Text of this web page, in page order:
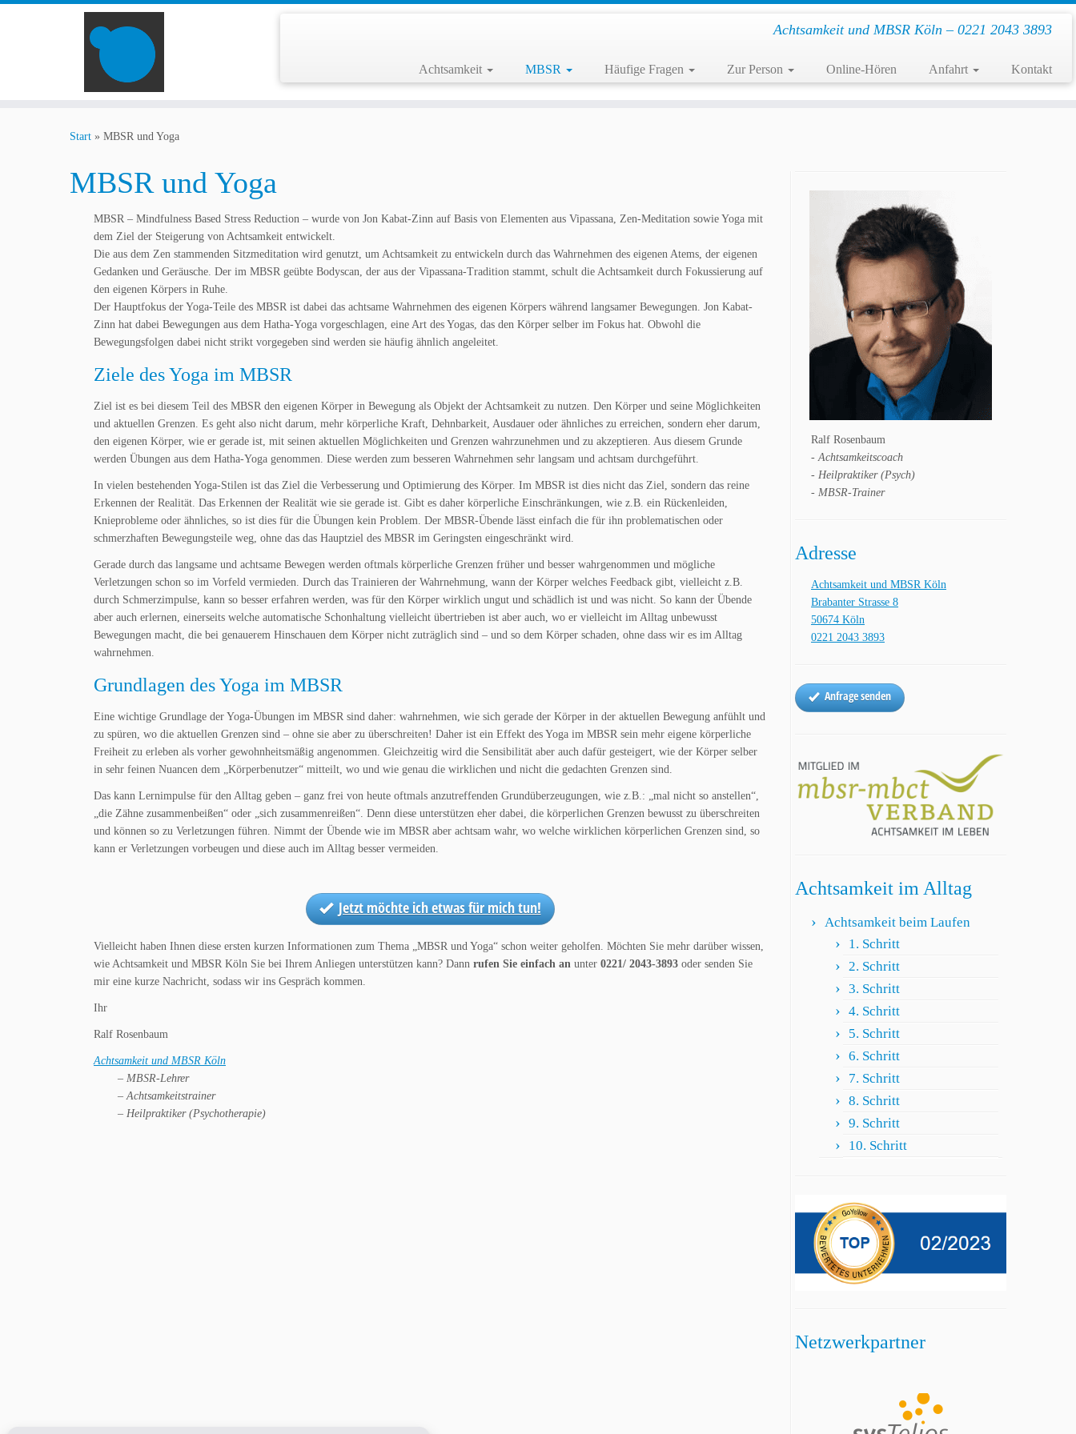
Achtsamkeit und MBSR Köln – 0221 2043 3893
Achtsamkeit MBSR Häufige Fragen Zur Person Online-Hören Anfahrt Kontakt
Start » MBSR und Yoga
MBSR und Yoga
MBSR – Mindfulness Based Stress Reduction – wurde von Jon Kabat-Zinn auf Basis von Elementen aus Vipassana, Zen-Meditation sowie Yoga mit
dem Ziel der Steigerung von Achtsamkeit entwickelt.
Die aus dem Zen stammenden Sitzmeditation wird genutzt, um Achtsamkeit zu entwickeln durch das Wahrnehmen des eigenen Atems, der eigenen
Gedanken und Geräusche. Der im MBSR geübte Bodyscan, der aus der Vipassana-Tradition stammt, schult die Achtsamkeit durch Fokussierung auf
den eigenen Körpers in Ruhe.
Der Hauptfokus der Yoga-Teile des MBSR ist dabei das achtsame Wahrnehmen des eigenen Körpers während langsamer Bewegungen. Jon Kabat-
Zinn hat dabei Bewegungen aus dem Hatha-Yoga vorgeschlagen, eine Art des Yogas, das den Körper selber im Fokus hat. Obwohl die
Bewegungsfolgen dabei nicht strikt vorgegeben sind werden sie häufig ähnlich angeleitet.
Ziele des Yoga im MBSR
Ziel ist es bei diesem Teil des MBSR den eigenen Körper in Bewegung als Objekt der Achtsamkeit zu nutzen. Den Körper und seine Möglichkeiten
und aktuellen Grenzen. Es geht also nicht darum, mehr körperliche Kraft, Dehnbarkeit, Ausdauer oder ähnliches zu erreichen, sondern eher darum,
den eigenen Körper, wie er gerade ist, mit seinen aktuellen Möglichkeiten und Grenzen wahrzunehmen und zu akzeptieren. Aus diesem Grunde
werden Übungen aus dem Hatha-Yoga genommen. Diese werden zum besseren Wahrnehmen sehr langsam und achtsam durchgeführt.
In vielen bestehenden Yoga-Stilen ist das Ziel die Verbesserung und Optimierung des Körper. Im MBSR ist dies nicht das Ziel, sondern das reine
Erkennen der Realität. Das Erkennen der Realität wie sie gerade ist. Gibt es daher körperliche Einschränkungen, wie z.B. ein Rückenleiden,
Knieprobleme oder ähnliches, so ist dies für die Übungen kein Problem. Der MBSR-Übende lässt einfach die für ihn problematischen oder
schmerzhaften Bewegungsteile weg, ohne das das Hauptziel des MBSR im Geringsten eingeschränkt wird.
Gerade durch das langsame und achtsame Bewegen werden oftmals körperliche Grenzen früher und besser wahrgenommen und mögliche
Verletzungen schon so im Vorfeld vermieden. Durch das Trainieren der Wahrnehmung, wann der Körper welches Feedback gibt, vielleicht z.B.
durch Schmerzimpulse, kann so besser erfahren werden, was für den Körper wirklich ungut und schädlich ist und was nicht. So kann der Übende
aber auch erlernen, einerseits welche automatische Schonhaltung vielleicht übertrieben ist aber auch, wo er vielleicht im Alltag unbewusst
Bewegungen macht, die bei genauerem Hinschauen dem Körper nicht zuträglich sind – und so dem Körper schaden, ohne dass wir es im Alltag
wahrnehmen.
Grundlagen des Yoga im MBSR
Eine wichtige Grundlage der Yoga-Übungen im MBSR sind daher: wahrnehmen, wie sich gerade der Körper in der aktuellen Bewegung anfühlt und
zu spüren, wo die aktuellen Grenzen sind – ohne sie aber zu überschreiten! Daher ist ein Effekt des Yoga im MBSR sein mehr eigene körperliche
Freiheit zu erleben als vorher gewohnheitsmäßig angenommen. Gleichzeitig wird die Sensibilität aber auch dafür gesteigert, wie der Körper selber
in sehr feinen Nuancen dem „Körperbenutzer“ mitteilt, wo und wie genau die wirklichen und nicht die gedachten Grenzen sind.
Das kann Lernimpulse für den Alltag geben – ganz frei von heute oftmals anzutreffenden Grundüberzeugungen, wie z.B.: „mal nicht so anstellen“,
„die Zähne zusammenbeißen“ oder „sich zusammenreißen“. Denn diese unterstützen eher dabei, die körperlichen Grenzen bewusst zu überschreiten
und können so zu Verletzungen führen. Nimmt der Übende wie im MBSR aber achtsam wahr, wo welche wirklichen körperlichen Grenzen sind, so
kann er Verletzungen vorbeugen und diese auch im Alltag besser vermeiden.
Jetzt möchte ich etwas für mich tun!
Vielleicht haben Ihnen diese ersten kurzen Informationen zum Thema „MBSR und Yoga“ schon weiter geholfen. Möchten Sie mehr darüber wissen,
wie Achtsamkeit und MBSR Köln Sie bei Ihrem Anliegen unterstützen kann? Dann rufen Sie einfach an unter 0221/ 2043-3893 oder senden Sie
mir eine kurze Nachricht, sodass wir ins Gespräch kommen.
Ihr
Ralf Rosenbaum
Achtsamkeit und MBSR Köln
– MBSR-Lehrer
– Achtsamkeitstrainer
– Heilpraktiker (Psychotherapie)
Ralf Rosenbaum
- Achtsamkeitscoach
- Heilpraktiker (Psych)
- MBSR-Trainer
Adresse
Achtsamkeit und MBSR Köln
Brabanter Strasse 8
50674 Köln
0221 2043 3893
Anfrage senden
Achtsamkeit im Alltag
Achtsamkeit beim Laufen
1. Schritt
2. Schritt
3. Schritt
4. Schritt
5. Schritt
6. Schritt
7. Schritt
8. Schritt
9. Schritt
10. Schritt
Netzwerkpartner